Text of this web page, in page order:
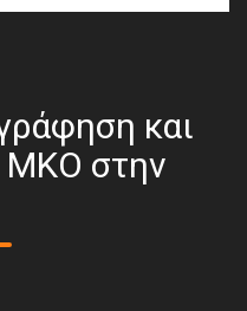
και
ΜΚΟ στην